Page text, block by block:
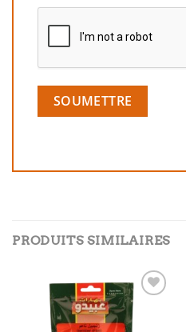
PRODUITS SIMILAIRES
Add to
wishlist